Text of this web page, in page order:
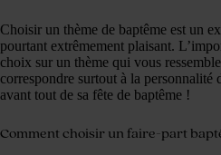
Choisir un thème de baptême est un
pourtant extrêmement plaisant.
choix sur un thème qui vous
correspondre surtout à la personnalité
avant tout de sa fête de baptême !
Comment choisir un faire-part